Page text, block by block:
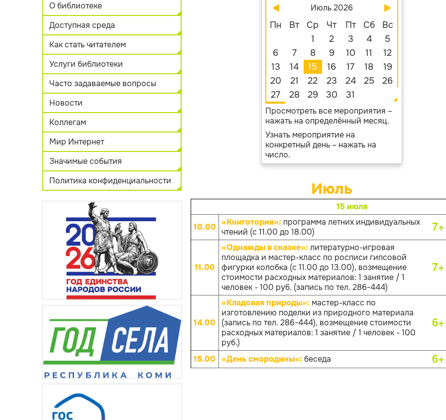
О библиотеке
Доступная среда
Как стать читателем
Услуги библиотеки
Часто задаваемые вопросы
Новости
Коллегам
Мир Интернет
Значимые события
Политика конфиденциальности
Июль 2026
Пн Вт Ср Чт Пт Сб
Вс
1
2 3 4
5
6
7 8 9 10 11
12
13
14 15 16 17 18
19
20
21 22 23 24 25
26
27
28 29 30 31
Просмотреть все мероприятия –
нажать на определённый месяц.
Узнать мероприятие на
конкретный день – нажать на
число.
Июль
15 июля
10.00 «Книготория»: программа летних индивидуальных
чтений (с 11.00 до 18.00)
7+
11.00
«Однажды в сказке»: литературно-игровая
площадка и мастер-класс по росписи гипсовой
фигурки колобка (с 11.00 до 13.00), возмещение
стоимости расходных материалов: 1 занятие / 1
человек - 100 руб. (запись по тел. 286-444)
7+
14.00
«Кладовая природы»: мастер-класс по
изготовлению поделки из природного материала
(запись по тел. 286-444), возмещение стоимости
расходных материалов: 1 занятие / 1 человек - 100
руб.)
6+
15.00 «День смородины»: беседа 6+